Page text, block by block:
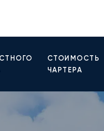
СТОИМОСТЬ
ЧАРТЕРА